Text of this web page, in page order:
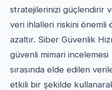
stratejilerinizi güçlendirir
veri ihlalleri riskini önemli
azaltır. Siber Güvenlik
güvenli mimari incelemesi
sırasında elde edilen
etkili bir şekilde